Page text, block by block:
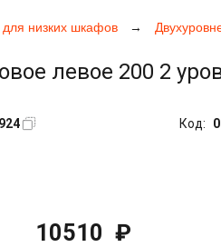
низких шкафов
левое 200 2
Код:
10510 ₽